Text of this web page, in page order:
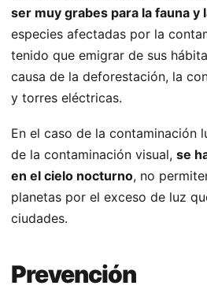
ser muy grabes para la fauna y
especies afectadas por la
tenido que emigrar de sus
causa de la deforestación, la
y torres eléctricas.
En el caso de la contaminación
de la contaminación visual, se
en el cielo nocturno, no
planetas por el exceso de luz
ciudades.
Prevención